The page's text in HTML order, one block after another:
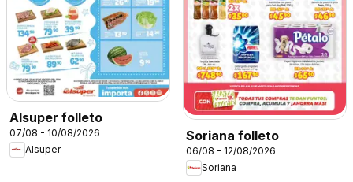
Alsuper folleto
07/08 - 10/08/2026
Alsuper
Soriana folleto
06/08 - 12/08/2026
Soriana